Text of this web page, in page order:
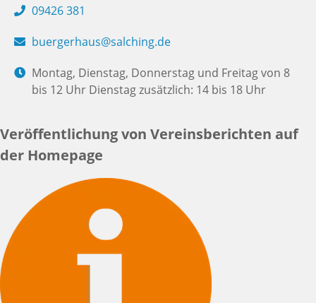
09426 381
buergerhaus@salching.de
Montag, Dienstag, Donnerstag und Freitag von 8
bis 12 Uhr Dienstag zusätzlich: 14 bis 18 Uhr
Veröffentlichung von Vereinsberichten auf
der Homepage